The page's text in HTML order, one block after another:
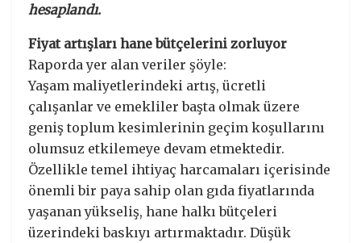
hesaplandı.
Fiyat artışları hane bütçelerini zorluyor
Raporda yer alan veriler şöyle:
Yaşam maliyetlerindeki artış, ücretli
çalışanlar ve emekliler başta olmak üzere
geniş toplum kesimlerinin geçim koşullarını
olumsuz etkilemeye devam etmektedir.
Özellikle temel ihtiyaç harcamaları içerisinde
önemli bir paya sahip olan gıda fiyatlarında
yaşanan yükseliş, hane halkı bütçeleri
üzerindeki baskıyı artırmaktadır. Düşük